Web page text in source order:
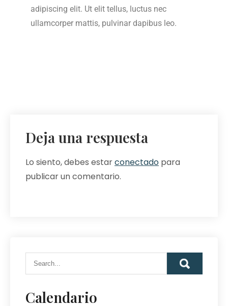
adipiscing elit. Ut elit tellus, luctus nec
ullamcorper mattis, pulvinar dapibus leo.
Deja una respuesta
Lo siento, debes estarconectado para
publicar un comentario.
Calendario